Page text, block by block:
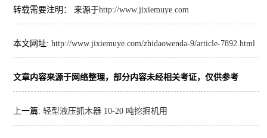
转载需要注明： 来源于http://www.jixiemuye.com
本文网址: http://www.jixiemuye.com/zhidaowenda-9/article-7892.html
文章内容来源于网络整理，部分内容未经相关考证，仅供参考
上一篇: 轻型液压抓木器 10-20 吨挖掘机用​